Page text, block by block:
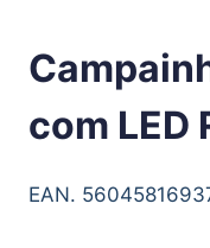
com LED
EAN.